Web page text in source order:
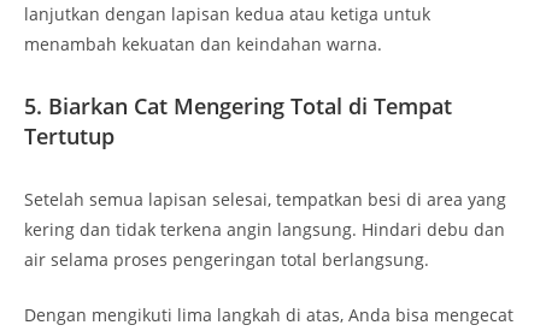
lanjutkan dengan lapisan kedua atau ketiga untuk
menambah kekuatan dan keindahan warna.
5. Biarkan Cat Mengering Total di Tempat
Tertutup
Setelah semua lapisan selesai, tempatkan besi di area yang
kering dan tidak terkena angin langsung. Hindari debu dan
air selama proses pengeringan total berlangsung.
Dengan mengikuti lima langkah di atas, Anda bisa mengecat